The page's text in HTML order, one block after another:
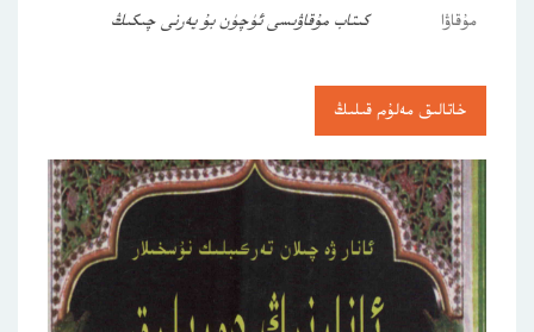
مۇقاۋا
كىتاب مۇقاۋىسى ئۈچۈن بۇ يەرنى چىكىڭ
خاتالىق مەلۇم قىلىڭ